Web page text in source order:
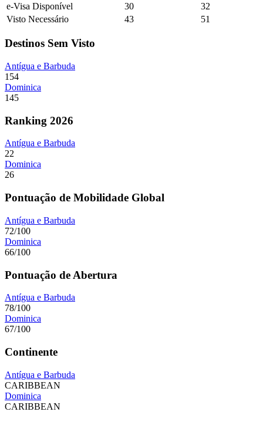
e-Visa Disponível 30
32
Visto Necessário
43 51
Destinos Sem Visto
Antígua e Barbuda
154
Dominica
145
Ranking 2026
Antígua e Barbuda
22
Dominica
26
Pontuação de Mobilidade Global
Antígua e Barbuda
72/100
Dominica
66/100
Pontuação de Abertura
Antígua e Barbuda
78/100
Dominica
67/100
Continente
Antígua e Barbuda
CARIBBEAN
Dominica
CARIBBEAN